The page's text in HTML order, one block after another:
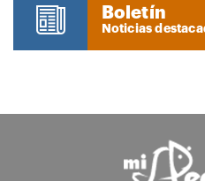
Boletín
Noticias